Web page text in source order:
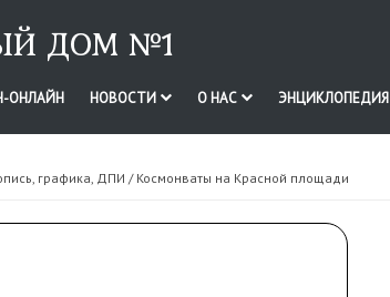
ДОМ №1
ОНЛАЙН НОВОСТИ О НАС ЭНЦИКЛОПЕДИЯ
графика, ДПИ / Космонваты на Красной площади